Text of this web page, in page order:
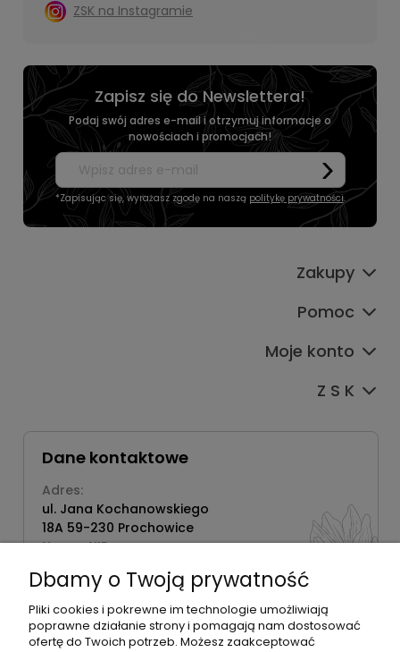
ZSK na Instagramie
Zapisz się do Newslettera!
Podaj swój adres e-mail i otrzymuj informacje o
nowościach i promocjach!
*Zapisując się, wyrażasz zgodę na naszą politykę prywatności.
Zakupy
Pomoc
Moje konto
Z S K
Dane kontaktowe
Adres:
ul. Jana Kochanowskiego
18A 59-230 Prochowice
Numer NIP:
Telefon:
518358020
Dbamy o Twoją prywatność
Pliki cookies i pokrewne im technologie umożliwiają
poprawne działanie strony i pomagają nam dostosować
ofertę do Twoich potrzeb. Możesz zaakceptować